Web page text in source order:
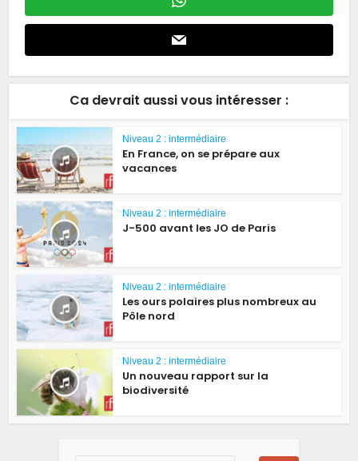
Ca devrait aussi vous intéresser :
Niveau 2 : intermédiaire
En France, on se prépare aux
vacances
Niveau 2 : intermédiaire
J-500 avant les JO de Paris
Niveau 2 : intermédiaire
Les ours polaires plus nombreux au
Pôle nord
Niveau 2 : intermédiaire
Un nouveau rapport sur la
biodiversité